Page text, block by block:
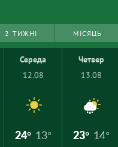
2 ТИЖНІ МІСЯЦЬ
Середа
12.08
24° 13°
Четвер
13.08
23° 14°